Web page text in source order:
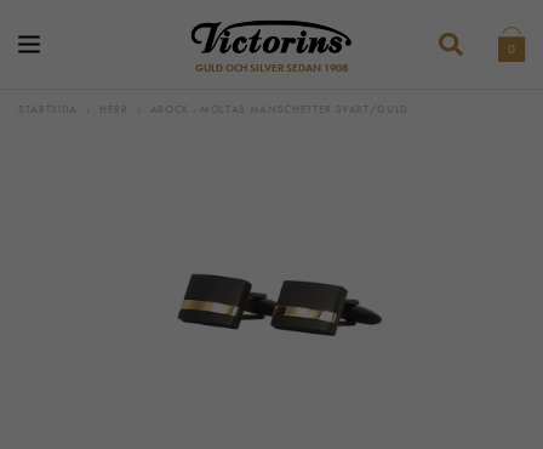
GULD OCH SILVER SEDAN 1908
0
STARTSIDA HERR AROCK - MOLTAS MANSCHETTER SVART/GULD